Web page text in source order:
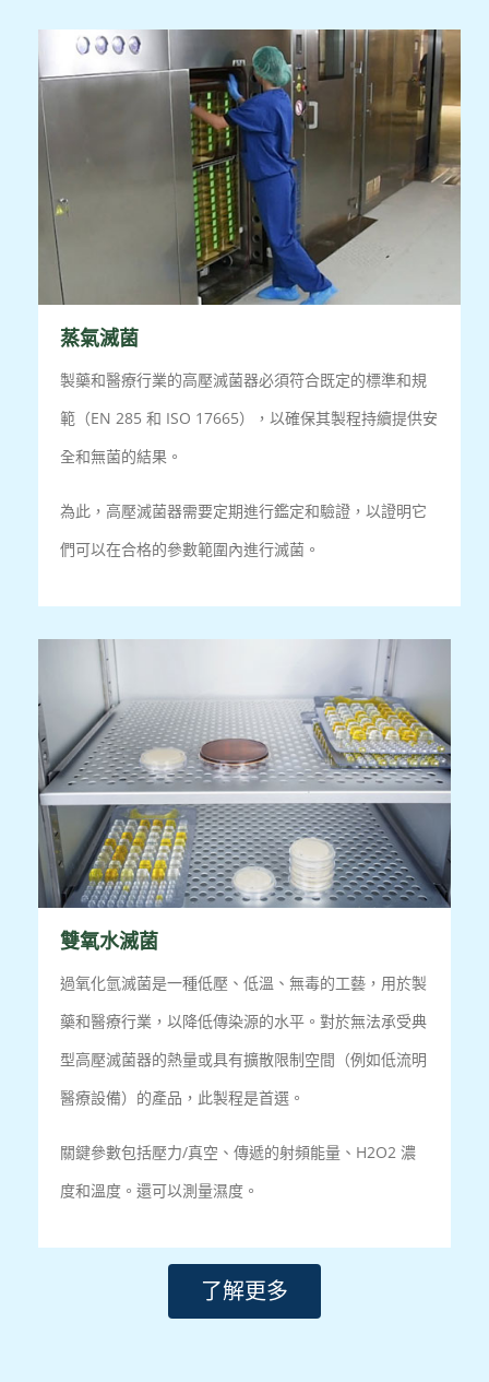
蒸氣滅菌
製藥和醫療行業的高壓滅菌器必須符合既定的標準和規
範（EN 285 和 ISO 17665），以確保其製程持續提供安
全和無菌的結果。
為此，高壓滅菌器需要定期進行鑑定和驗證，以證明它
們可以在合格的參數範圍內進行滅菌。
雙氧水滅菌
過氧化氫滅菌是一種低壓、低溫、無毒的工藝，用於製
藥和醫療行業，以降低傳染源的水平。對於無法承受典
型高壓滅菌器的熱量或具有擴散限制空間（例如低流明
醫療設備）的產品，此製程是首選。
關鍵參數包括壓力/真空、傳遞的射頻能量、H2O2 濃
度和溫度。還可以測量濕度。
了解更多